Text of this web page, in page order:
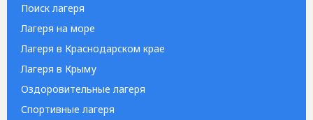
Поиск лагеря
Лагеря на море
Лагеря в Краснодарском крае
Лагеря в Крыму
Оздоровительные лагеря
Спортивные лагеря